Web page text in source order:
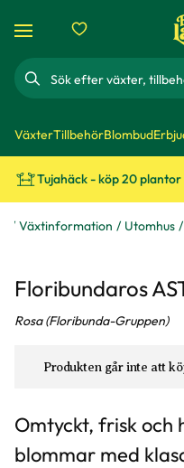
Sök
VäxterTillbehörBlombud
Tujahäck - köp 20
Växtinformation Utomhus
Floribundaros
Rosa (Floribunda-Gruppen)
Produkten går inte att
Omtyckt, frisk och
blommar med